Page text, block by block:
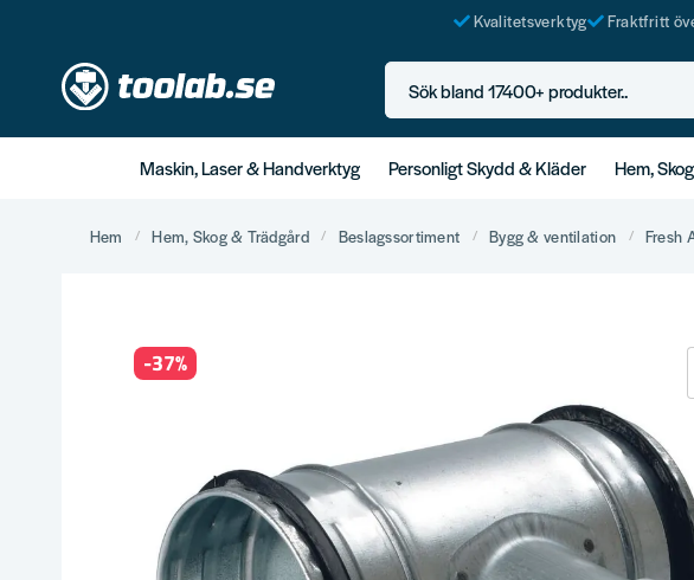
Kvalitetsverktyg Fraktfritt
Sök bland 17400+ produkter..
Maskin, Laser & Handverktyg Personligt Skydd & Kläder Hem,
Hem Hem, Skog & Trädgård Beslagssortiment Bygg & ventilation Fresh
-37%